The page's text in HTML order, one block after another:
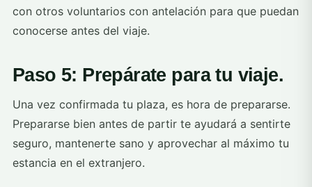
con otros voluntarios con antelación para que puedan
conocerse antes del viaje.
Paso 5: Prepárate para tu viaje.
Una vez confirmada tu plaza, es hora de prepararse.
Prepararse bien antes de partir te ayudará a sentirte
seguro, mantenerte sano y aprovechar al máximo tu
estancia en el extranjero.